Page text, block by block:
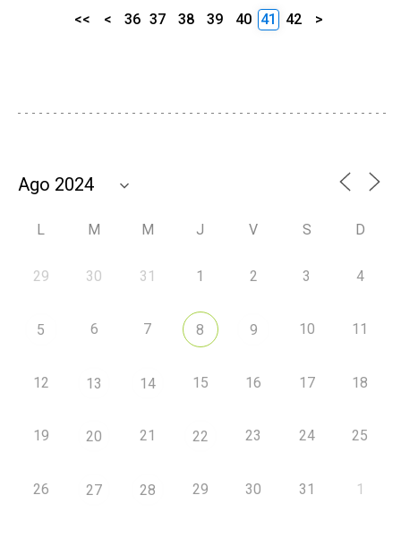
<< < 36 37 38 39 40 41 42 >
L M M J V S D
29 30 31 1 2 3 4
5 6 7 8 9 10 11
12 13 14 15 16 17 18
19 20 21 22 23 24 25
26 27 28 29 30 31 1